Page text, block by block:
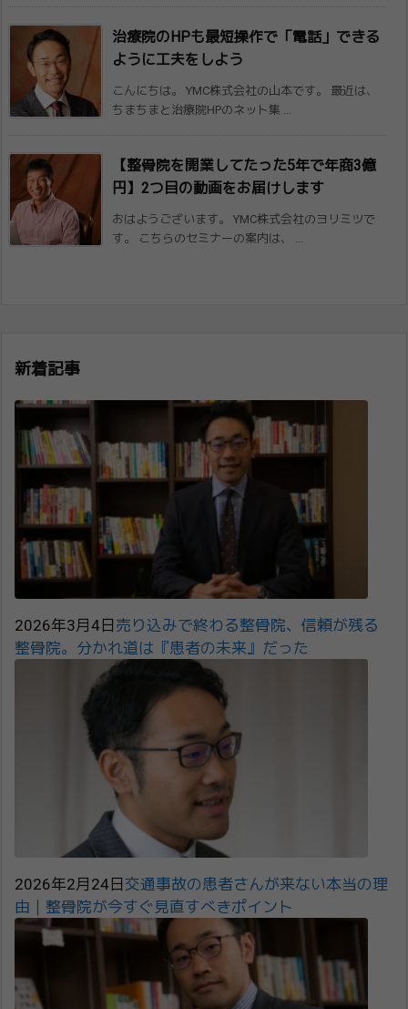
治療院のHPも最短操作で「電話」できる
よ​うに工夫をしよう
こんにちは。 YMC株式会社の山本です。 最近は、
ちまちまと治療院HPのネット集 ...
【整骨院を開業してたった5年で年商3億
円​】2つ目の動画をお届けします
おはようございます。 YMC株式会社のヨリミツで
す。 こちらのセミナーの案内は、 ...
新着記事
2026年3月4日 売り込みで終わる整骨院、信頼が残る
整骨院。分かれ道は『患者の未来』だった
2026年2月24日 交通事故の患者さんが来ない本当の理
由｜整骨院が今すぐ見直すべきポイント